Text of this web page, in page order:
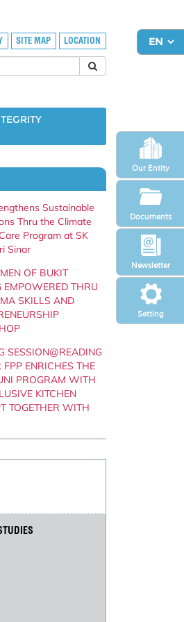
Setting
Newsletter
Our Entity
Documents
SITE MAP LOCATION
Sustainable
Thru the Climate
Program at SK
Sinar
OF BUKIT
EMPOWERED THRU
SKILLS AND
SESSION@READING
FPP ENRICHES THE
PROGRAM WITH
KITCHEN
TOGETHER WITH